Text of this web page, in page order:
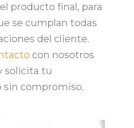
producto final, para
se cumplan todas
del cliente.
con nosotros
solicita tu
sin compromiso.